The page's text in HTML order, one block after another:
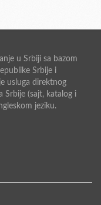
u Srbiji sa bazom
Srbije i
usluga direktnog
Srbije (sajt, katalog i
jeziku.